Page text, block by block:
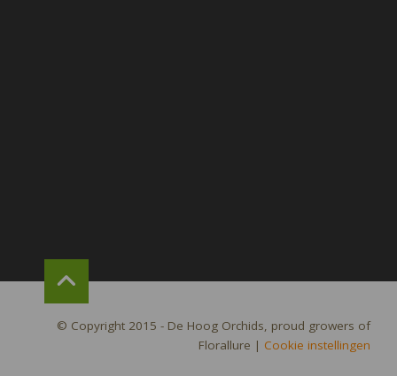
© Copyright 2015 - De Hoog Orchids, proud growers of
Florallure | Cookie instellingen